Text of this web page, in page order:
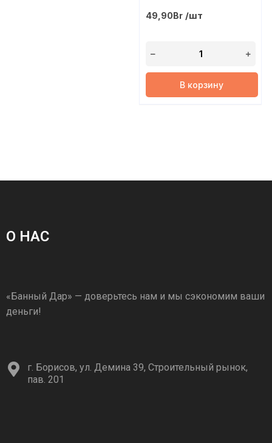
49,90Br/шт
В корзину
О НАС
«Банный Дар» — доверьтесь нам и мы сэкономим ваши
деньги!
г. Борисов, ул. Демина 39, Строительный рынок,
пав. 201